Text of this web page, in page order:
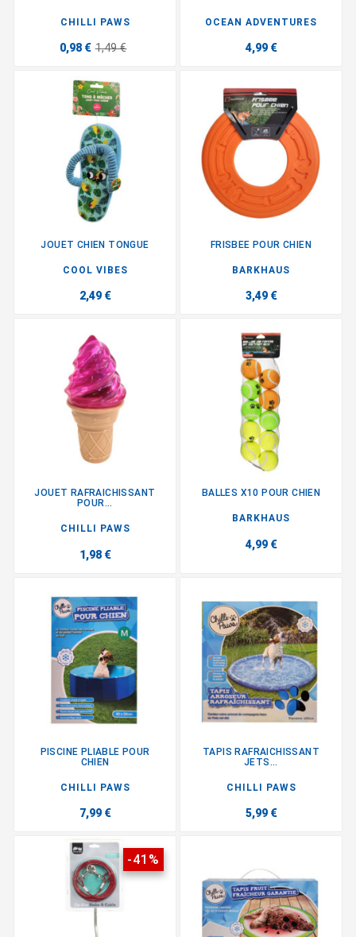
CHILLI PAWS
0,98 € 1,49 €
OCEAN ADVENTURES
4,99 €
JOUET CHIEN TONGUE
COOL VIBES
2,49 €
FRISBEE POUR CHIEN
BARKHAUS
3,49 €
JOUET RAFRAICHISSANT
POUR...
CHILLI PAWS
1,98 €
BALLES X10 POUR CHIEN
BARKHAUS
4,99 €
PISCINE PLIABLE POUR
CHIEN
CHILLI PAWS
7,99 €
TAPIS RAFRAICHISSANT
JETS...
CHILLI PAWS
5,99 €
-41%